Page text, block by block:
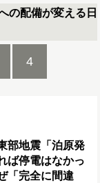
の配備が変える日
4
部地震「泊原発
ば停電はなかっ
「完全に間違